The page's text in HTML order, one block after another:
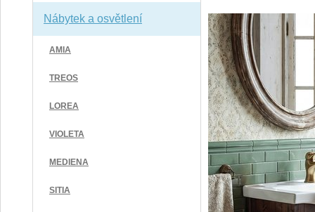
Nábytek a osvětlení
AMIA
TREOS
LOREA
VIOLETA
MEDIENA
SITIA